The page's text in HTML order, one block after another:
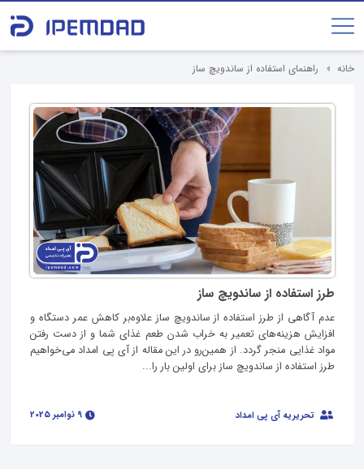
خانه راهنمای استفاده از ساندویچ ساز
طرز استفاده از ساندویچ ساز
عدم آگاهی از طرز استفاده از ساندویچ ساز علاوه‌بر کاهش عمر دستگاه و
افزایش هزینه‌های تعمیر به خراب شدن طعم غذای شما و از دست رفتن
مواد غذایی منجر گردد. از همین‌رو در این مقاله از آی‌ پی امداد می‌خواهیم
طرز استفاده از ساندویچ ساز برای اولین بار را...
تحریریه آی پی امداد